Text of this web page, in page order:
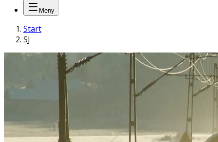
Meny
Start
SJ